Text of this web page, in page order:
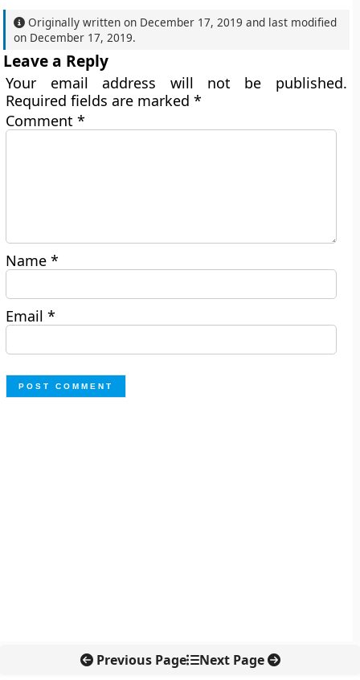
Originally written on December 17, 2019 and last modified
on December 17, 2019.
Leave a Reply
Your email address will not be published.
Required fields are marked*
Comment*
Name*
Email*
Previous Page Next Page